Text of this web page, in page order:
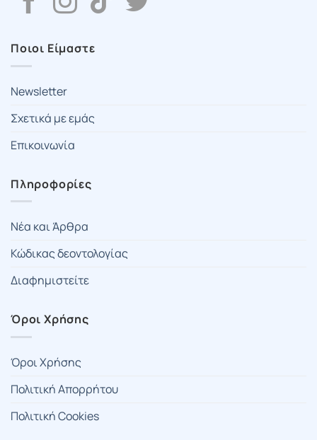
Ποιοι Είμαστε
Newsletter
Σχετικά με εμάς
Επικοινωνία
Πληροφορίες
Νέα και Άρθρα
Κώδικας δεοντολογίας
Διαφημιστείτε
Όροι Χρήσης
Όροι Χρήσης
Πολιτική Απορρήτου
Πολιτική Cookies